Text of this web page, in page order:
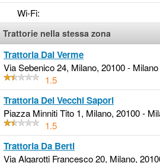
Wi-Fi:
Trattorie nella stessa zona
Trattoria Dal Verme
Via Sebenico 24, Milano, 20100 - Milano
1.5
Trattoria Dei Vecchi Sapori
Piazza Minniti Tito 1, Milano, 20100 -
1.5
Trattoria Da Berti
Via Algarotti Francesco 20, Milano,